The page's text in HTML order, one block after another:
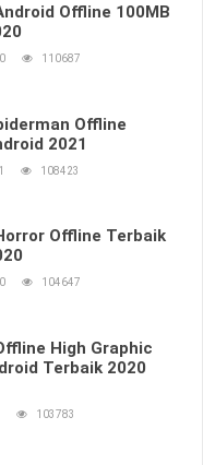
Offline 100MB
110687
Offline
2021
108423
Offline Terbaik
104647
High Graphic
Terbaik 2020
103783